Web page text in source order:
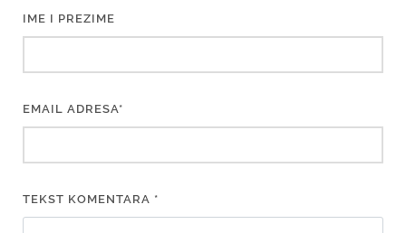
IME I PREZIME
EMAIL ADRESA*
TEKST KOMENTARA *